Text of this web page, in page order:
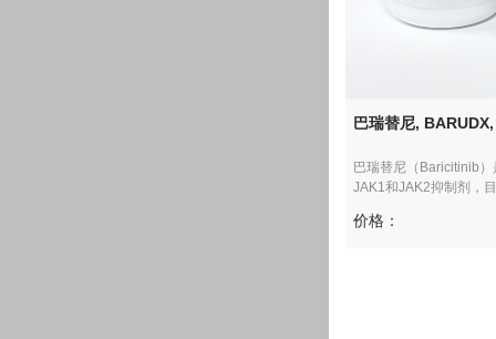
巴瑞替尼,
巴瑞替尼（Baricitinib
JAK1和JAK2抑制剂，
价格：